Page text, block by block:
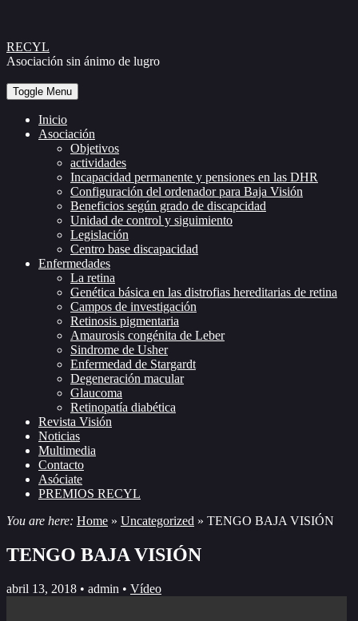
Skip
to
RECYL
Asociación sin ánimo de lugro
Toggle Menu
Inicio
Asociación
Objetivos
actividades
Incapacidad permanente y pensiones en las DHR
Configuración del ordenador para Baja Visión
Beneficios según grado de discapcidad
Unidad de control y siguimiento
Legislación
Centro base discapacidad
Enfermedades
La retina
Genética básica en las distrofias hereditarias de retina
Campos de investigación
Retinosis pigmentaria
Amaurosis congénita de Leber
Sindrome de Usher
Enfermedad de Stargardt
Degeneración macular
Glaucoma
Retinopatía diabética
Revista Visión
Noticias
Multimedia
Contacto
Asóciate
PREMIOS RECYL
You are here: Home » Uncategorized » TENGO BAJA VISIÓN
TENGO BAJA VISIÓN
abril 13, 2018 • admin • Vídeo